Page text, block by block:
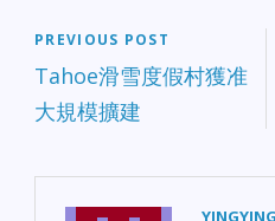
PREVIOUS POST
Tahoe滑雪度假村獲准
大規模擴建
YINGYING